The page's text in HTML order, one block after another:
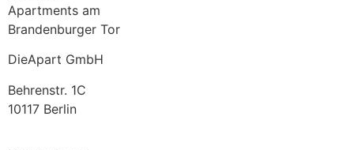
Apartments am
Brandenburger Tor
DieApart GmbH
Behrenstr. 1C
10117 Berlin